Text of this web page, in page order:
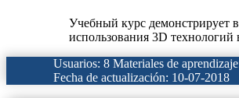
Учебный курс демонстрирует
использования 3D технологий
Usuarios: 8 Materiales de
Fecha de actualización: 10-07-2018